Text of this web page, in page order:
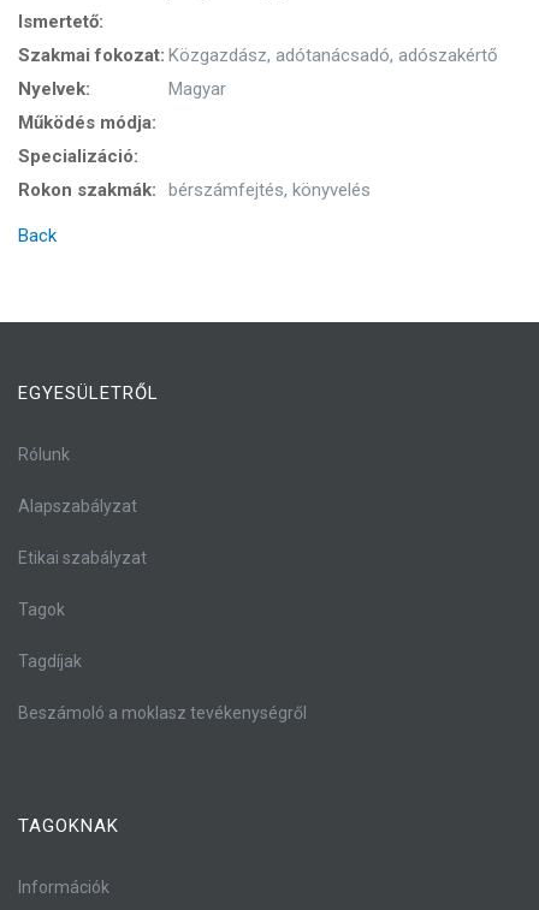
Ismertető:
Szakmai fokozat: Közgazdász, adótanácsadó, adószakértő
Nyelvek:
Magyar
Működés módja:
Specializáció:
Rokon szakmák:
bérszámfejtés, könyvelés
Back
EGYESÜLETRŐL
Rólunk
Alapszabályzat
Etikai szabályzat
Tagok
Tagdíjak
Beszámoló a moklasz tevékenységről
TAGOKNAK
Információk